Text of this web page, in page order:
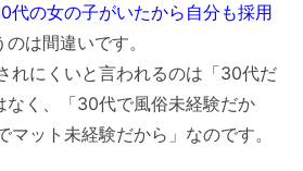
代の女の子がいたから自分も採用
のは間違いです。
れにくいと言われるのは「30代だ
なく、「30代で風俗未経験だか
ット未経験だから」なのです。